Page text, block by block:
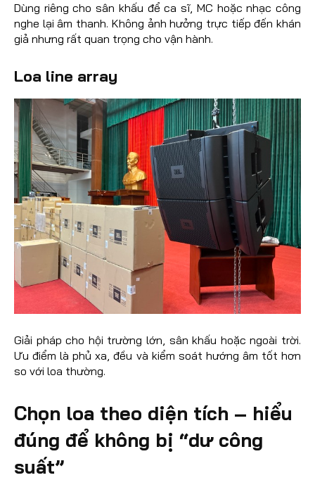
Dùng riêng cho sân khấu để ca sĩ, MC hoặc nhạc công
nghe lại âm thanh. Không ảnh hưởng trực tiếp đến khán
giả nhưng rất quan trọng cho vận hành.
Loa line array
Giải pháp cho hội trường lớn, sân khấu hoặc ngoài trời.
Ưu điểm là phủ xa, đều và kiểm soát hướng âm tốt hơn
so với loa thường.
Chọn loa theo diện tích – hiểu
đúng để không bị “dư công
suất”